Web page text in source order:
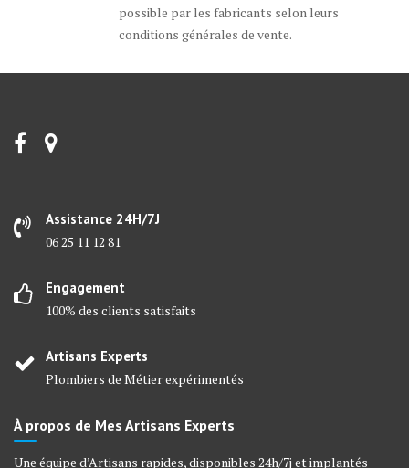
possible par les fabricants selon leurs
conditions générales de vente.
Assistance 24H/7J
06 25 11 12 81
Engagement
100% des clients satisfaits
Artisans Experts
Plombiers de Métier expérimentés
À propos de Mes Artisans Experts
Une équipe d’Artisans rapides, disponibles 24h/7j et implantés